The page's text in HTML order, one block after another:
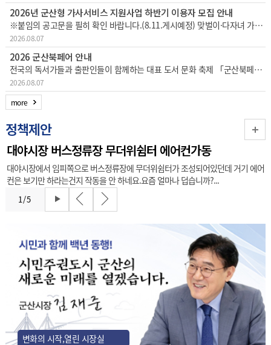
2026년 군산형 가사서비스 지원사업 하반기 이용자 모집 안내
※붙임의 공고문을 필히 확인 바랍니다.(8.11.게시예정) 맞벌이·다자녀 가정 등의 가사노동 부담을 경감하고 일·생활 균형 지원을 위한 「군산형 가사서비스 지원사업」하반기 이용자를 다음과 같이 추가 모집하오니 많은 참여 바랍니다. 1
2026.08.07
2026 군산북페어 안내
전국의 독서가들과 출판인들이 함께하는 대표 도서 문화 축제 「군산북페어 2026」이한층 더 풍성해진 콘텐츠와 커진 규모로 개최되오니, 시민 및 방문객 여러분의 많은 관심과 참여 바랍니다.□ 행사 개요행사 기간: 2026. 8. 28.
2026.08.07
more
정책제안
대야시장 버스정류장 무더위쉼터 에어컨가동
대야시장에서 임피쪽으로 버스정류장에 무더위쉼터가 조성되어있던데 거기 에어
컨은 보기만 하라는건지 작동을 안 하네요.요즘 얼마나 덥습니까?...
1 /5
변화의 시작,열린 시장실